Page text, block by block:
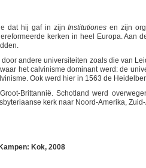
dat hij gaf in zijnInstitutiones en zijn
kerken in heel Europa. Aan
andere universiteiten zoals die van
het calvinisme dominant werd: de
Ook werd hier in 1563 de
Brittannië. Schotland werd
kerk naar Noord-Amerika,
Kok, 2008